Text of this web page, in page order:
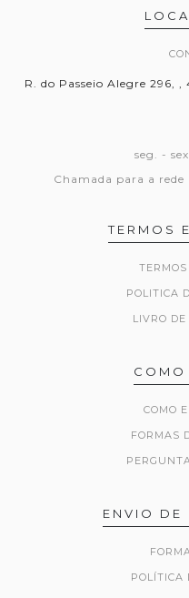
R. do Passeio Alegre 296,
seg. -
Chamada para a
TERMOS
POLITICA
LIVRO DE
COMO
COMO
FORMAS
ENVIO DE
POLÍTICA